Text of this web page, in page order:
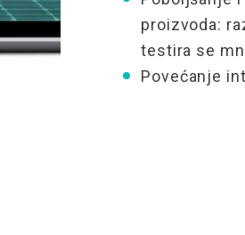
proizvoda:
testira se
Povećanje